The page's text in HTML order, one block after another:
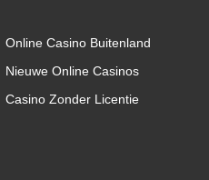
Online Casino Buitenland
Nieuwe Online Casinos
Casino Zonder Licentie